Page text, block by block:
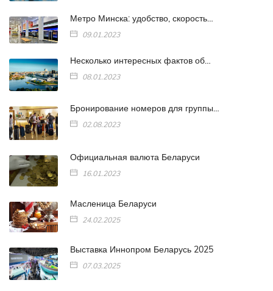
Метро Минска: удобство, скорость…
09.01.2023
Несколько интересных фактов об…
08.01.2023
Бронирование номеров для группы…
02.08.2023
Официальная валюта Беларуси
16.01.2023
Масленица Беларуси
24.02.2025
Выставка Иннопром Беларусь 2025
07.03.2025